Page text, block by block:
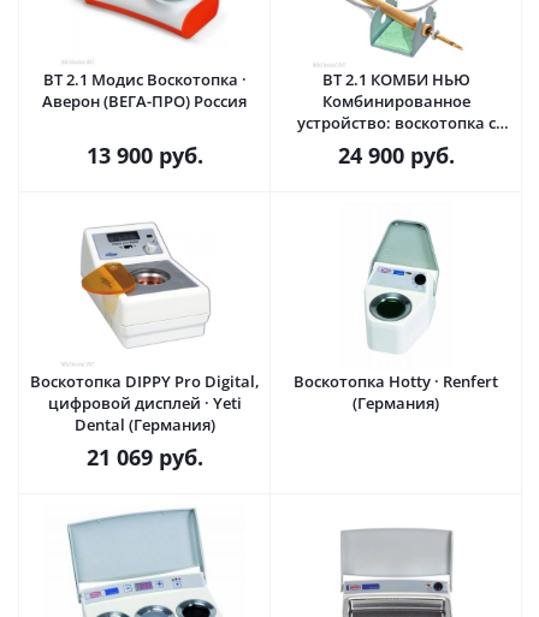
ВТ 2.1 Модис Воскотопка ·
Аверон (ВЕГА-ПРО) Россия
13 900руб.
ВТ 2.1 КОМБИ НЬЮ
Комбинированное
устройство: воскотопка с
одной ванночкой и
электрошпатель с насадкой ·
24 900руб.
Воскотопка DIPPY Pro Digital,
цифровой дисплей · Yeti
Dental (Германия)
21 069руб.
Воскотопка Hotty · Renfert
(Германия)